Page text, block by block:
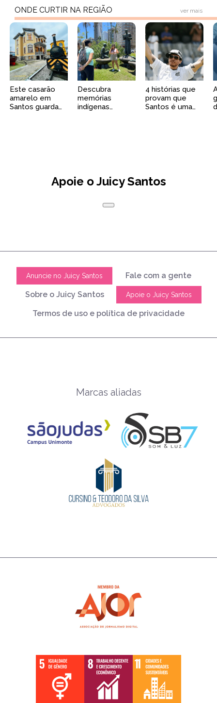
ONDE CURTIR NA REGIÃO ver mais
Este casarão
amarelo em
Santos guarda
Descubra
memórias
indígenas
4 histórias que
provam que
Santos é uma
Apoie o Juicy Santos
Anuncie no Juicy Santos Fale com a gente
Sobre o Juicy Santos Apoie o Juicy Santos
Termos de uso e política de privacidade
Marcas aliadas